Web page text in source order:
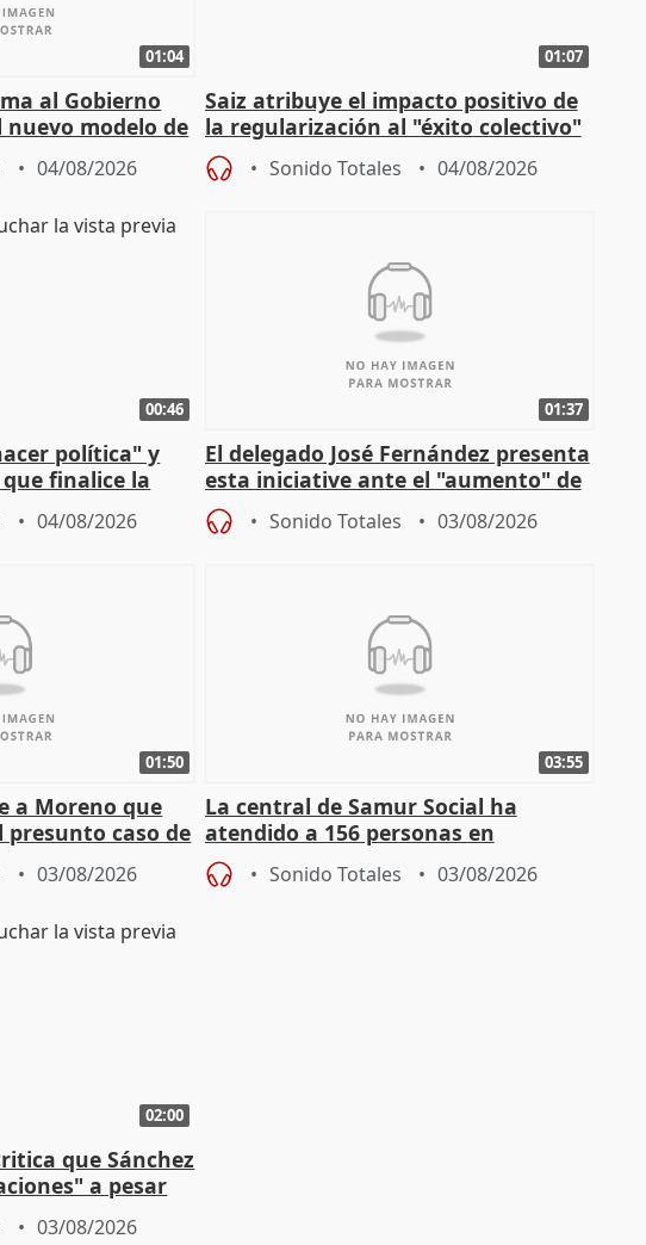
01:04
al Gobierno
nuevo modelo de
04/08/2026
01:07
Saiz atribuye el impacto positivo de
la regularización al "éxito colectivo"
del Gobierno
Sonido Totales 04/08/2026
00:46
política" y
finalice la
04/08/2026
01:37
El delegado José Fernández presenta
esta iniciative ante el "aumento" de
personas sin hogar en Madri
Sonido Totales 03/08/2026
01:50
a Moreno que
presunto caso de
03/08/2026
03:55
La central de Samur Social ha
atendido a 156 personas en
situación de calle durante Campaña
de CalorSonido Totales 03/08/2026
02:00
que Sánchez
a pesar
03/08/2026